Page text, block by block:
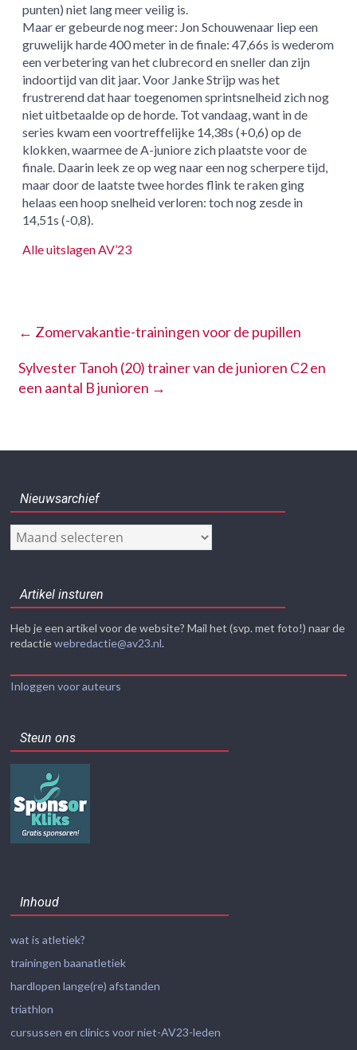
punten) niet lang meer veilig is.
Maar er gebeurde nog meer: Jon Schouwenaar liep een
gruwelijk harde 400 meter in de finale: 47,66s is wederom
een verbetering van het clubrecord en sneller dan zijn
indoortijd van dit jaar. Voor Janke Strijp was het
frustrerend dat haar toegenomen sprintsnelheid zich nog
niet uitbetaalde op de horde. Tot vandaag, want in de
series kwam een voortreffelijke 14,38s (+0,6) op de
klokken, waarmee de A-juniore zich plaatste voor de
finale. Daarin leek ze op weg naar een nog scherpere tijd,
maar door de laatste twee hordes flink te raken ging
helaas een hoop snelheid verloren: toch nog zesde in
14,51s (-0,8).
Alle uitslagen AV’23
← Zomervakantie-trainingen voor de pupillen
Sylvester Tanoh (20) trainer van de junioren C2 en
een aantal B junioren →
Nieuwsarchief
Nieuwsarchief
Artikel insturen
Heb je een artikel voor de website? Mail het (svp. met foto!) naar de
redactiewebredactie@av23.nl.
Inloggen voor auteurs
Steun ons
Inhoud
wat is atletiek?
trainingen baanatletiek
hardlopen lange(re) afstanden
triathlon
cursussen en clinics voor niet-AV23-leden